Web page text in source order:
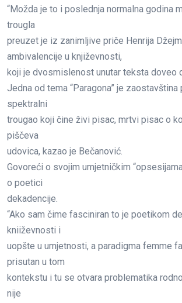
“Možda je to i poslednja normalna godina
trougla
preuzet je iz zanimljive priče Henrija
ambivalencije u književnosti,
koji je dvosmislenost unutar teksta doveo
Jedna od tema “Paragona” je
spektralni
trougao koji čine živi pisac, mrtvi pisac o
piščeva
udovica, kazao je Bečanović.
Govoreći o svojim umjetničkim
o poetici
dekadencije.
“Ako sam čime fasciniran to je poetikom
kniiževnosti i
uopšte u umjetnosti, a paradigma femme
prisutan u tom
kontekstu i tu se otvara problematika
nije